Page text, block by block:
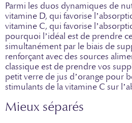
Parmi les duos dynamiques de
vitamine D, qui favorise
vitamine C, qui favorise
pourquoi l’idéal est de prendre
simultanément par le biais de
renforçant avec des sources
classique est de prendre vos
petit verre de jus d’orange pour
stimulants de la vitamine C sur
Mieux séparés